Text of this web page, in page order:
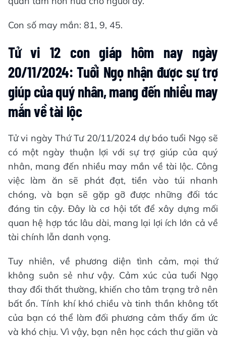
Con số may mắn: 81, 9, 45.
Tử vi 12 con giáp hôm nay ngày
20/11/2024: Tuổi Ngọ nhận được sự trợ
giúp của quý nhân, mang đến nhiều may
mắn về tài lộc
Tử vi ngày Thứ Tư 20/11/2024 dự báo tuổi Ngọ sẽ
có một ngày thuận lợi với sự trợ giúp của quý
nhân, mang đến nhiều may mắn về tài lộc. Công
việc làm ăn sẽ phát đạt, tiền vào túi nhanh
chóng, và bạn sẽ gặp gỡ được những đối tác
đáng tin cậy. Đây là cơ hội tốt để xây dựng mối
quan hệ hợp tác lâu dài, mang lại lợi ích lớn cả về
tài chính lẫn danh vọng.
Tuy nhiên, về phương diện tình cảm, mọi thứ
không suôn sẻ như vậy. Cảm xúc của tuổi Ngọ
thay đổi thất thường, khiến cho tâm trạng trở nên
bất ổn. Tính khí khó chiều và tinh thần không tốt
của bạn có thể làm đối phương cảm thấy ấm ức
và khó chịu. Vì vậy, bạn nên học cách thư giãn và